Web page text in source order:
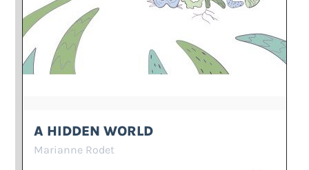
A HIDDEN WORLD
Marianne Rodet